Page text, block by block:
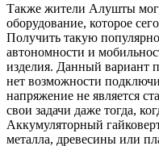
Также жители Алушты
оборудование, которое
Получить такую
автономности и
изделия. Данный вариант
нет возможности
напряжение не является
свои задачи даже тогда,
Аккумуляторный
металла, древесины или